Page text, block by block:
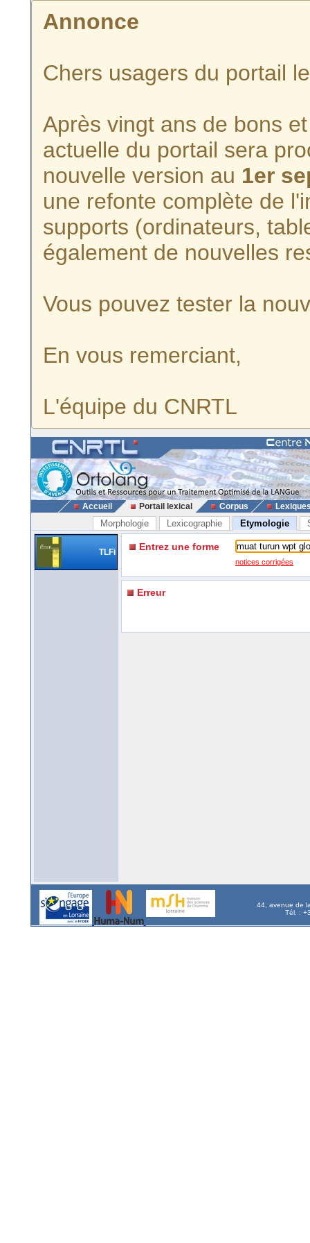
Annonce
Chers usagers du portail
Après vingt ans de bons
actuelle du portail sera
nouvelle version au 1er
une refonte complète de
supports (ordinateurs,
également de nouvelles
Vous pouvez tester la
En vous remerciant,
L'équipe du CNRTL
Accueil Portail lexical Corpus
Morphologie Lexicographie Etymologie
TLFi Entrez une forme
notices corrigées
Erreur
44, avenue de
Tél. :